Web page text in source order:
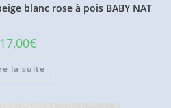
blanc rose à pois BABY NAT
17,00€
la suite